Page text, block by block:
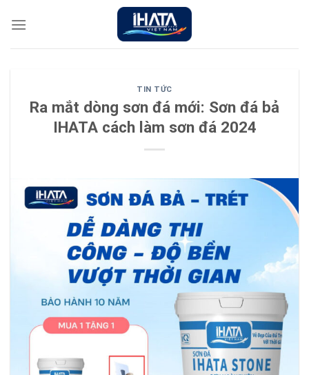
đến
TIN TỨC
Ra mắt dòng sơn đá mới: Sơn đá bả
IHATA cách làm sơn đá 2024